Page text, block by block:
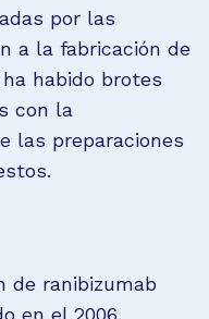
por las
a la fabricación de
habido brotes
con la
las preparaciones
de ranibizumab
en el 2006.